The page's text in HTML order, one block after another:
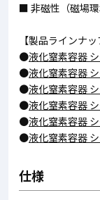
■ 非磁性（磁場環
【製品ラインナッ
●液化窒素容器
●液化窒素容器
●液化窒素容器
●液化窒素容器
●液化窒素容器
●液化窒素容器
仕様